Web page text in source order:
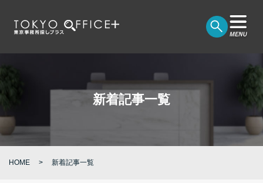
新着記事一覧
HOME 新着記事一覧